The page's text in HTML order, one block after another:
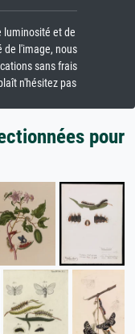
luminosité et de
de l'image, nous
sans frais
n'hésitez pas
pour